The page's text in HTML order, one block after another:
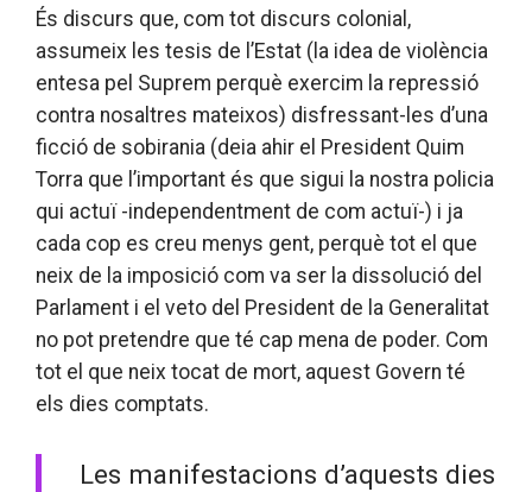
És discurs que, com tot discurs colonial,
assumeix les tesis de l’Estat (la idea de violència
entesa pel Suprem perquè exercim la repressió
contra nosaltres mateixos) disfressant-les d’una
ficció de sobirania (deia ahir el President Quim
Torra que l’important és que sigui la nostra policia
qui actuï -independentment de com actuï-) i ja
cada cop es creu menys gent, perquè tot el que
neix de la imposició com va ser la dissolució del
Parlament i el veto del President de la Generalitat
no pot pretendre que té cap mena de poder. Com
tot el que neix tocat de mort, aquest Govern té
els dies comptats.
Les manifestacions d’aquests dies